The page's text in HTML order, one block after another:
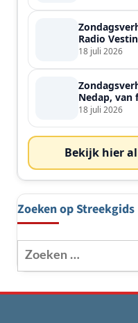
Radio
de streek
18 juli 2026
Nedap, van
18 juli 2026
Bekijk hier
Zoeken op Streekgids
Zoeken
naar: